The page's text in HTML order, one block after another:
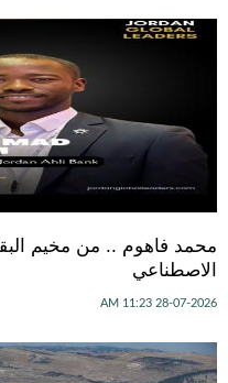
محمد فاهوم .. من مخيم
الاصطناعي
28-07-2026 11:23 AM